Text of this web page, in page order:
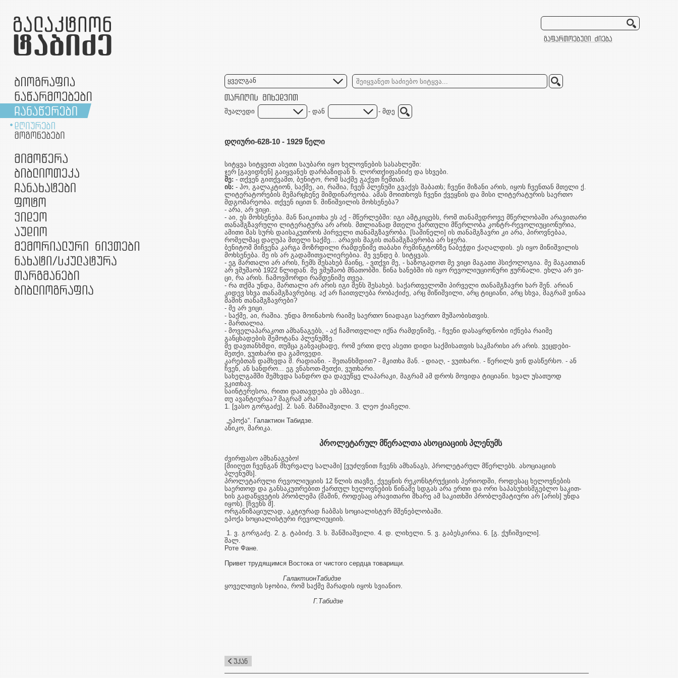
ყველგან
შუალედი - დან - მდე
დღიური-628-10 - 1929 წელი
სიტყვა სიტყვით ასეთი საუბარი იყო ხელოვნების სასახლეში:
ჯერ [გავიდნენ] გაიყვანეს დარბაზიდან ნ. ლორთქიფანიძე და სხვები.
მე: - თქვენ გითქვამთ, ბენიტო, რომ საქმე გაქვთ ჩემთან.
ის: - ჰო, გალაკტიონ, საქმე, აი, რაშია, ჩვენ პლენუმი გვაქვს შაბათს; ჩვე­ნი მი­­ზანი არის, იყოს ჩვენთან მთელი ქ.
ლიტერატორების მემარცხენე მიმ­დინა­რე­ობა. ამას მოითხოვს ჩვენი ქვეყნის და მისი ლიტერატურის საერთო
მდგო­მა­რეობა. თქვენ იცით ნ. მიწიშვილის მოხსენება?
- არა, არ ვიცი.
- აი, ეს მოხსენება. მან წაიკითხა ეს აქ - მწერლებში: იგი ამტკიცებს, რომ თა­­ნამედროვე მწერლობაში არავითარი
თანამგზავრული ლიტერატურა არ არის. მთლია­ნად მთელი ქართული მწერლობა კონტრ-რევოლიუციონურია,
ამი­თი მას სურს დაისაკუთროს პირველი თანამგზავრობა. [საშინელი] ის თა­ნამ­გზავრი კი არა, პი­როვნებაა,
რომელმაც დაღუპა მთელი საქმე... არავის მა­გის თანამგზავრობა არ სჯე­რა.
ბენიტომ მიჩვენა კარგა მოზრდილი რამდენიმე თაბახი რემინგტონზე ნა­­­ბეჭ­დი ქაღალდის. ეს იყო მიწიშვილის
მოხსენება. მე ის არ გადამითვა­ლი­ერე­ბია. მე ვენ­დე ბ. სიტყვას.
- ეგ მართალი არ არის, ჩემს შესახებ მაინც, - ვთქვი მე, - საზოგადოთ მე ვიცი მა­გათი პსიქოლოგია. მე მაგათთან
არ ვმუშაობ 1922 წლიდან. მე ვმუ­შა­ობ მნათობში. წი­ნა ხანებში ის იყო რევოლიუციონური ჟურნალი. ეხლა არ ვი­
ცი, რა არის. ჩა­მოვ­შორ­დი რამდენიმე თვეა.
- რა თქმა უნდა, მართალი არ არის იგი შენს შესახებ. საქართველოში პირ­ველი თა­ნამგზავრი ხარ შენ. არიან
კიდევ სხვა თანამგზავრებიც. აქ არ ჩა­ით­ვლება რო­ბა­ქიძე, არც მიწიშვილი, არც ტიციანი, არც სხვა, მაგრამ ვინაა
მა­შინ თა­ნამგ­ზავ­რე­ბი?
- მე არ ვიცი.
- საქმე, აი, რაშია. უნდა მოინახოს რაიმე საერთო ნიადაგი საერთო მუ­შა­ო­­ბი­სთ­ვის.
- მართალია.
- მოველაპარაკოთ ამხანაგებს, - აქ ჩამოთვლილ იქნა რამდენიმე, - ჩვენი და­საყრდნობი იქნება რაიმე
განცხადების შემოტანა პლენუმზე.
მე დავთანხმდი, თუმცა განვაცხადე, რომ ერთი დღე ასეთი დიდი საქმი­სათ­ვის საკ­მარისი არ არის. ვეცდები-
მეთქი, ვუთხარი და გამოვედი.
კარებთან დამხვდა შ. რადიანი. - შეთანხმდით? - მკითხა მან. - დიაღ, - ვუთ­ხარი. - წე­რილს ვინ დასწერსო. - ან
ჩვენ, ან სანდრო... ეგ ვნახოთ-მეთქი, ვუთ­ხარი.
სახელგამში შემხვდა სანდრო და დავუწყე ლაპარაკი, მაგრამ ამ დროს მო­­ვიდა ტი­ციანი. ხვალ უსათუოდ
ვკითხავ.
საინტერესოა, რითი დათავდება ეს ამბავი..
თუ ავანტიურაა? მაგრამ არა!
1. [ვასო გორგაძე]. 2. სან. შანშიაშვილი. 3. ლეო ქიაჩელი.
„ეპოქა“. Галактион Табидзе.
ანიკო, მარიკა.
პროლეტარულ მწერალთა ასოციაციის პლენუმს
ძვირფასო ამხანაგებო!
[მიიღეთ ჩვენგან მხურვალე სალამი] [ვუძღვნით ჩვენს ამხანაგს, პრო­ლე­ტა­რულ მწერ­ლებს. ასოციაციის
პლენუმს].
პროლეტარული რევოლიუციის 12 წლის თავზე, ქვეყნის რე­კონ­სტრუქ­ცი­ის პე­რიოდში, როდესაც ხელოვნების
საერთოდ და განსაკუთრებით ქარ­თულ ხე­ლოვ­ნე­ბის წინაშე სდგას არა ერთი და ორი საპასუხისმგებლო სა­კით­
ხის გადაწყვეტის პრობ­ლემა (მაშინ, როდესაც არავითარი მხარე ამ საკითხში პრობ­ლემატიური არ [არის] უნდა
იყოს). [ჩვენს მ].
ორგანიზაციულად, აკტიურად ჩაბმას სოციალისტურ მშენებლობაში.
ეპოქა სოციალისტური რევოლიუციის.
1. ვ. გორგაძე. 2. გ. ტაბიძე. 3. ს. შანშიაშვილი. 4. დ. ლიხელი. 5. ვ. გაბესკირია. 6. [გ. ქუჩიშვილი].
შალ.
Роте Фане.
Привет трудящимся Востока от чистого сердца товарищи.
ГалактионТабидзе
ყოველთვის სჯობია, რომ საქმე მარადის იყოს სვიანიო.
Г. Табидзе